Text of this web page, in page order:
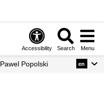
Accessibility Search Menu
Pawel Popolski en